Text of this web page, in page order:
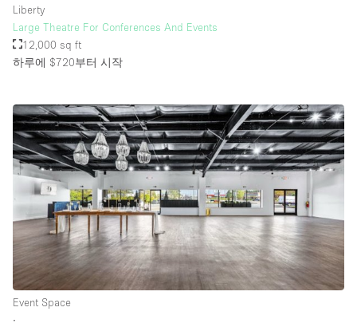
Liberty
Large Theatre For Conferences And Events
12,000 sq ft
하루에 $720부터 시작
Event Space
∙